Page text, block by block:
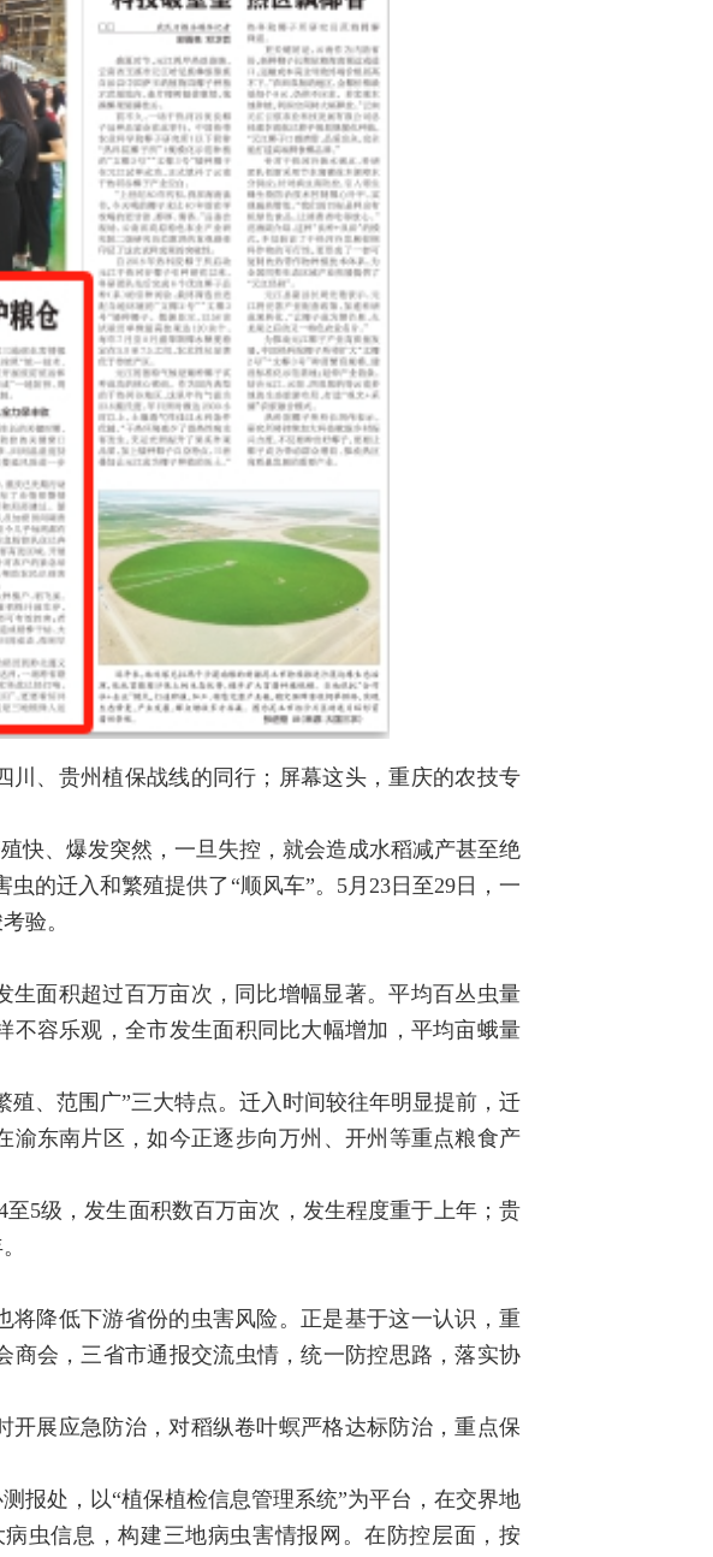
、贵州植保战线的同行；屏幕这头，重庆的农技专
快、爆发突然，一旦失控，就会造成水稻减产甚至绝
的迁入和繁殖提供了“顺风车”。5月23日至29日，一
验。
面积超过百万亩次，同比增幅显著。平均百丛虫量
容乐观，全市发生面积同比大幅增加，平均亩蛾量
、范围广”三大特点。迁入时间较往年明显提前，迁
渝东南片区，如今正逐步向万州、开州等重点粮食产
5级，发生面积数百万亩次，发生程度重于上年；贵
降低下游省份的虫害风险。正是基于这一认识，重
会，三省市通报交流虫情，统一防控思路，落实协
展应急防治，对稻纵卷叶螟严格达标防治，重点保
报处，以“植保植检信息管理系统”为平台，在交界地
虫信息，构建三地病虫害情报网。在防控层面，按